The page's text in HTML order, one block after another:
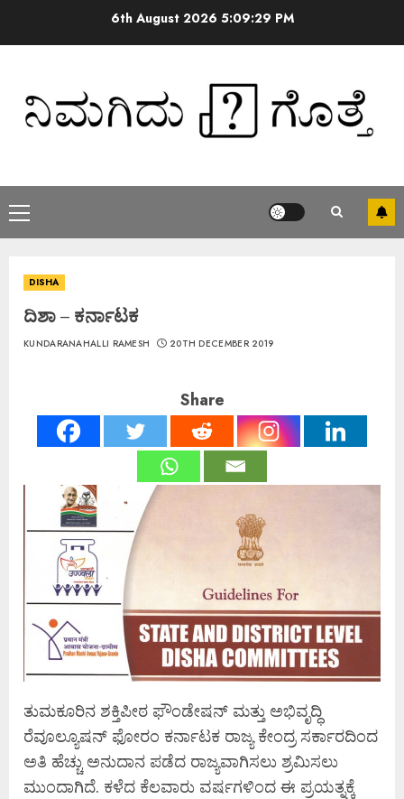
6th August 2026 5:09:30 PM
DISHA
ದಿಶಾ – ಕರ್ನಾಟಕ
KUNDARANAHALLI RAMESH 20TH DECEMBER 2019
Share
ತುಮಕೂರಿನ ಶಕ್ತಿಪೀಠ ಫೌಂಡೇಷನ್ ಮತ್ತು ಅಭಿವೃದ್ಧಿ
ರೆವೂಲ್ಯೂಷನ್ ಫೋರಂ ಕರ್ನಾಟಕ ರಾಜ್ಯ ಕೇಂದ್ರ ಸರ್ಕಾರದಿಂದ
ಅತಿ ಹೆಚ್ಚು ಅನುದಾನ ಪಡೆದ ರಾಜ್ಯವಾಗಿಸಲು ಶ್ರಮಿಸಲು
ಮುಂದಾಗಿದೆ. ಕಳೆದ ಕೆಲವಾರು ವರ್ಷಗಳಿಂದ ಈ ಪ್ರಯತ್ನಕ್ಕೆ